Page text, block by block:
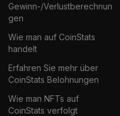
Gewinn-/Verlustberechnun
gen
Wie man auf CoinStats
handelt
Erfahren Sie mehr über
CoinStats Belohnungen
Wie man NFTs auf
CoinStats verfolgt